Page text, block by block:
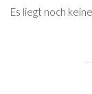
Es liegt noch